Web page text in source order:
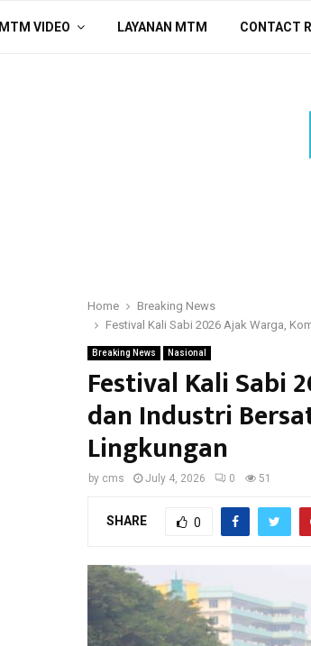
MTM VIDEO LAYANAN MTM CONTACT
Home
Breaking News
Festival Kali Sabi 2026 Ajak Warga,
Breaking News Nasional
Festival Kali Sabi
dan Industri
Lingkungan
by cms July 4, 2026 0 51
SHARE 0